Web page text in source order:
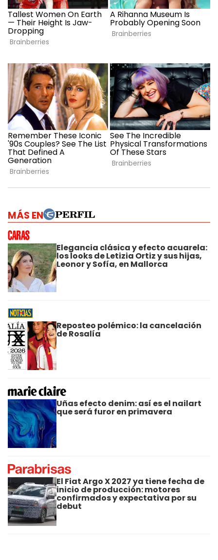
MÁS EN
Elegancia clásica y efecto acuarela:
los looks de Letizia Ortiz y sus hijas,
Leonor y Sofía, en Mallorca
Reposteo polémico: la cancelación
de Rosalía
Uñas efecto denim: así es el nailart
que será furor en primavera
El Fiat Argo X 2027 ya tiene fecha de
inicio de producción: motores
confirmados y expectativa por su
debut